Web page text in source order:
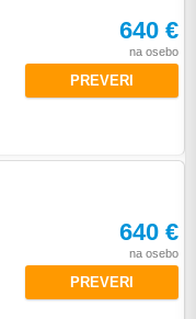
640 €
na osebo
PREVERI
640 €
na osebo
PREVERI